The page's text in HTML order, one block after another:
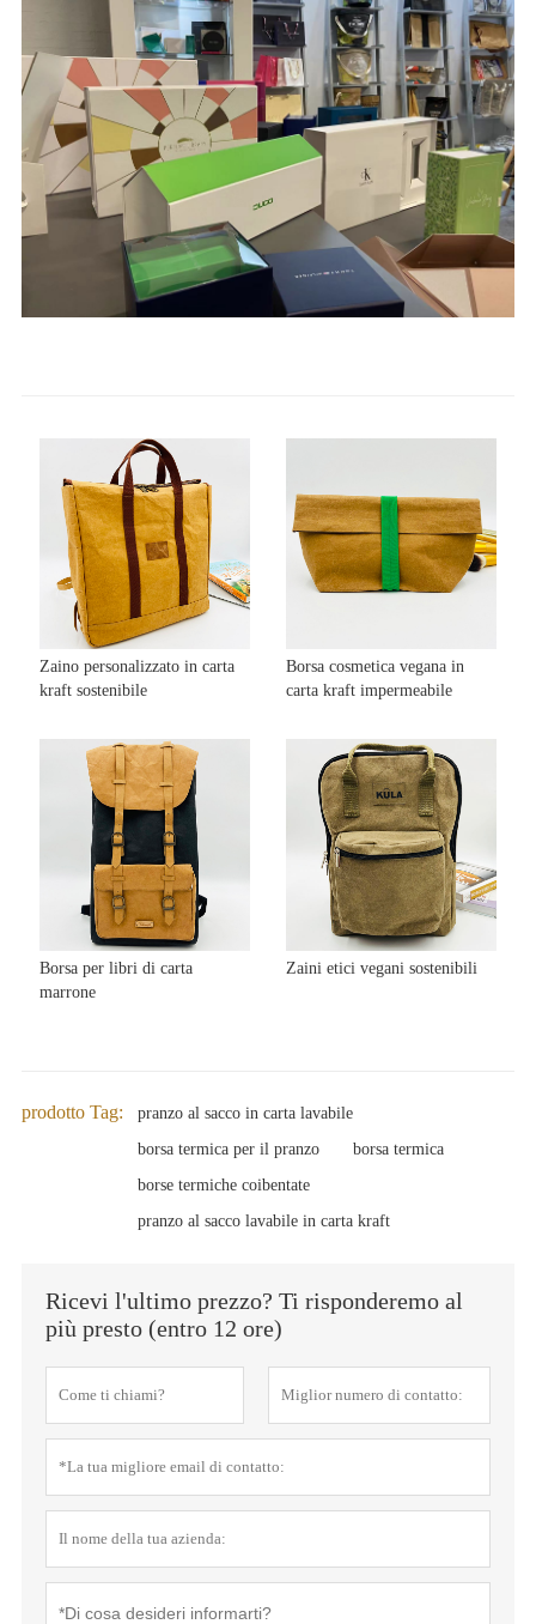
Zaino personalizzato in carta
kraft sostenibile
Borsa cosmetica vegana in
carta kraft impermeabile
Borsa per libri di carta
marrone
Zaini etici vegani sostenibili
prodotto Tag:
pranzo al sacco in carta lavabile
borsa termica per il pranzo
borsa termica
borse termiche coibentate
pranzo al sacco lavabile in carta kraft
Ricevi l'ultimo prezzo? Ti risponderemo al
più presto (entro 12 ore)